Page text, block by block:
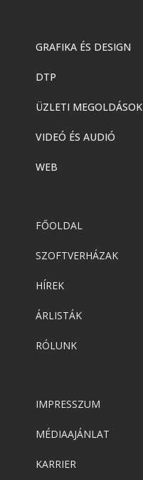
GRAFIKA ÉS DESIGN
DTP
ÜZLETI MEGOLDÁSOK
VIDEÓ ÉS AUDIÓ
WEB
FŐOLDAL
SZOFTVERHÁZAK
HÍREK
ÁRLISTÁK
RÓLUNK
IMPRESSZUM
MÉDIAAJÁNLAT
KARRIER